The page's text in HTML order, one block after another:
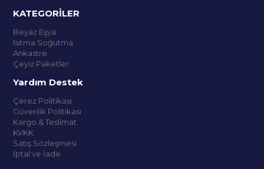
KATEGORİLER
Beyaz Eşya
Isıtma Soğutma
Ankastre
Çeyiz Paketler
Yardım Destek
Çerez Politikası
Güvenlik Politikası
Kargo & Teslimat
KVKK
Satış Sözleşmesi
İptal ve İade